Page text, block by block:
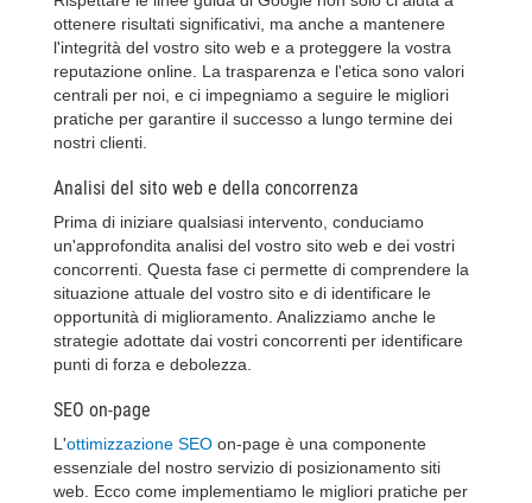
ottenere risultati significativi, ma anche a mantenere
l'integrità del vostro sito web e a proteggere la vostra
reputazione online. La trasparenza e l'etica sono valori
centrali per noi, e ci impegniamo a seguire le migliori
pratiche per garantire il successo a lungo termine dei
nostri clienti.
Analisi del sito web e della concorrenza
Prima di iniziare qualsiasi intervento, conduciamo
un'approfondita analisi del vostro sito web e dei vostri
concorrenti. Questa fase ci permette di comprendere la
situazione attuale del vostro sito e di identificare le
opportunità di miglioramento. Analizziamo anche le
strategie adottate dai vostri concorrenti per identificare
punti di forza e debolezza.
SEO on-page
L'ottimizzazione SEO on-page è una componente
essenziale del nostro servizio di posizionamento siti
web. Ecco come implementiamo le migliori pratiche per